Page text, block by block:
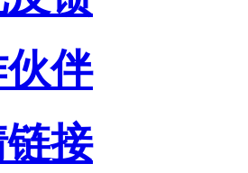
伴
接